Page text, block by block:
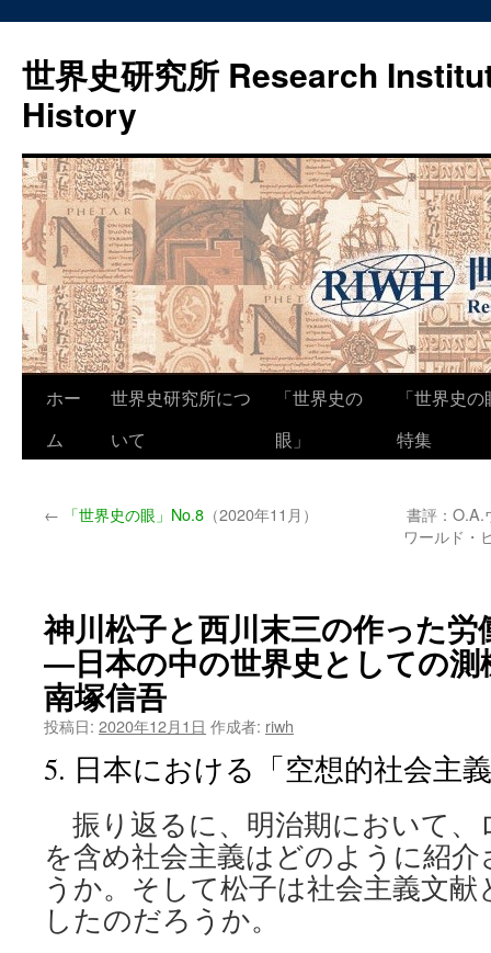
世界史研究所 Research
History
ン
キ
ッ
プ
ホー
ム
世界史研究所につ
いて
「世界史の
眼」
「世界史
特集
← 「世界史の眼」No.8 （2020年11月）
書評：
ワールド・
神川松子と西川末三の作った労
―日本の中の世界史としての
南塚信吾
投稿日: 2020年12月1日 作成者: riwh
5. 日本における「空想的社会主
振り返るに、明治期において、
を含め社会主義はどのように紹
うか。そして松子は社会主義文
したのだろうか。